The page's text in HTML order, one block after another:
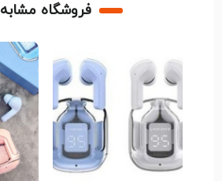
فروشگاه مشابه